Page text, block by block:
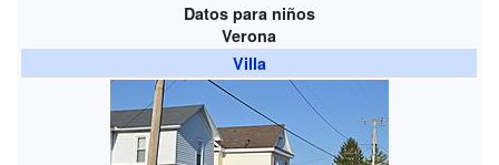
Datos para niños
Verona
Villa